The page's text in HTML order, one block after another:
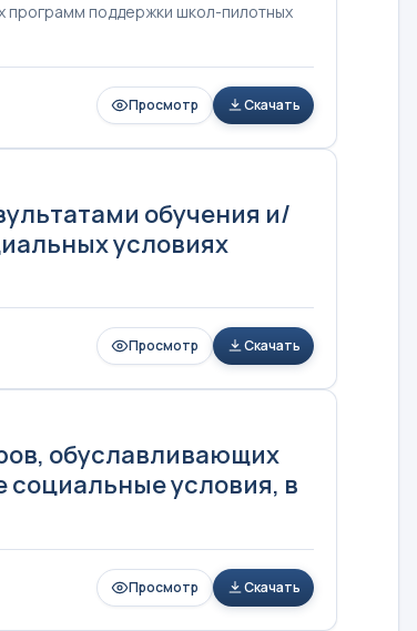
программ поддержки школ-пилотных
Просмотр Скачать
обучения и/
условиях
Просмотр Скачать
обуславливающих
социальные условия, в
Просмотр Скачать